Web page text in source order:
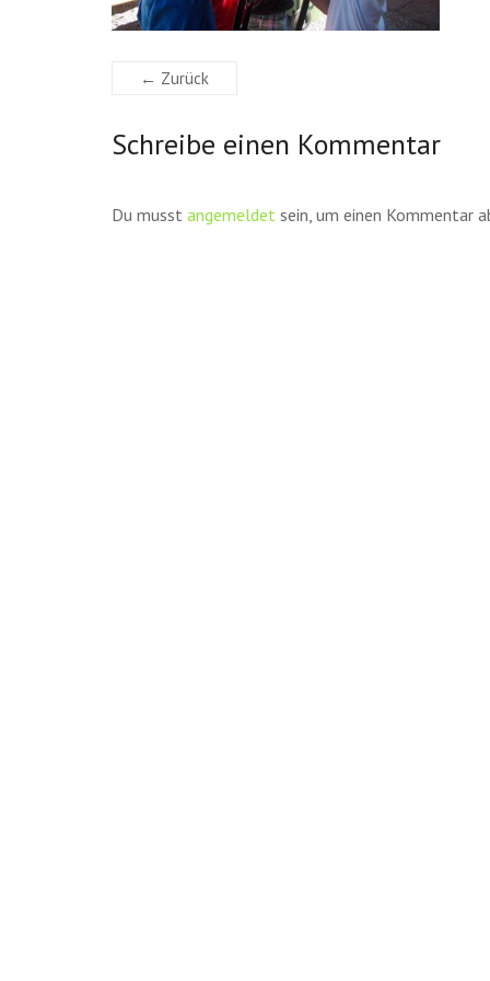
← Zurück
Schreibe einen Kommentar
Du musst angemeldet sein, um einen Kommentar